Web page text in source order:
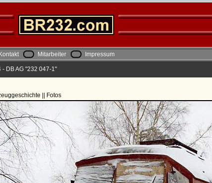
Kontakt Mitarbeiter Impressum
- DB AG "232 047-1"
|| Fotos